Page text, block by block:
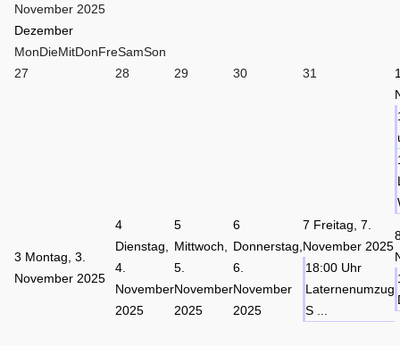
November 2025
Dezember
MonDieMitDonFreSamSon
27
28 29 30 31
3 Montag, 3.
November 2025
4
Dienstag,
4.
November
2025
5
Mittwoch,
5.
November
2025
6
Donnerstag,
6.
November
2025
7 Freitag, 7.
November 2025
18:00 Uhr
Laternenumzug
S ...